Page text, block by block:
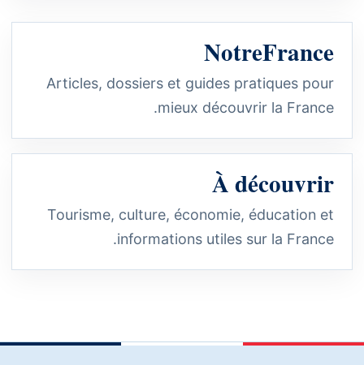
NotreFrance
Articles, dossiers et guides pratiques pour
mieux découvrir la France.
À découvrir
Tourisme, culture, économie, éducation et
informations utiles sur la France.